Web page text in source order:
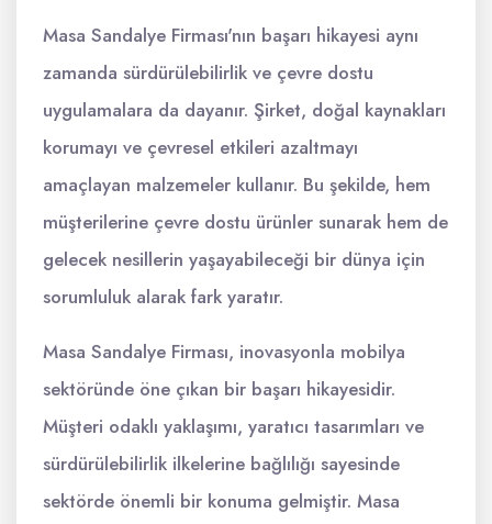
Masa Sandalye Firması'nın başarı hikayesi aynı
zamanda sürdürülebilirlik ve çevre dostu
uygulamalara da dayanır. Şirket, doğal kaynakları
korumayı ve çevresel etkileri azaltmayı
amaçlayan malzemeler kullanır. Bu şekilde, hem
müşterilerine çevre dostu ürünler sunarak hem de
gelecek nesillerin yaşayabileceği bir dünya için
sorumluluk alarak fark yaratır.
Masa Sandalye Firması, inovasyonla mobilya
sektöründe öne çıkan bir başarı hikayesidir.
Müşteri odaklı yaklaşımı, yaratıcı tasarımları ve
sürdürülebilirlik ilkelerine bağlılığı sayesinde
sektörde önemli bir konuma gelmiştir. Masa